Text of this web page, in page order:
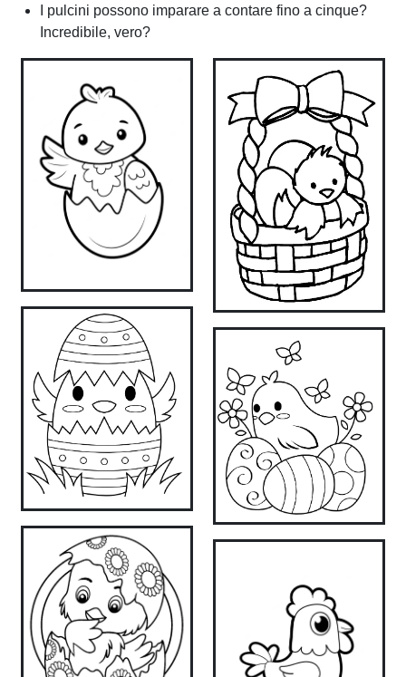
I pulcini possono imparare a contare fino a cinque?
Incredibile, vero?